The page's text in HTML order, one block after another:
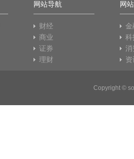
网站导航
财经
商业
证券
理财
网
金
科
消
Copyright ©